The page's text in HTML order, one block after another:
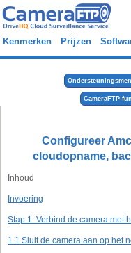
Kenmerken Prijzen
CameraFTP-
Configureer
cloudopname,
Inhoud
Invoering
Stap 1: Verbind de camera met
1.1 Sluit de camera aan op het